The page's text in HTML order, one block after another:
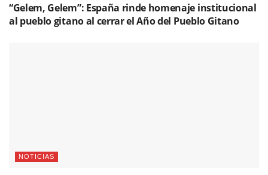
“Gelem, Gelem”: España rinde homenaje institucional
al pueblo gitano al cerrar el Año del Pueblo Gitano
NOTICIAS